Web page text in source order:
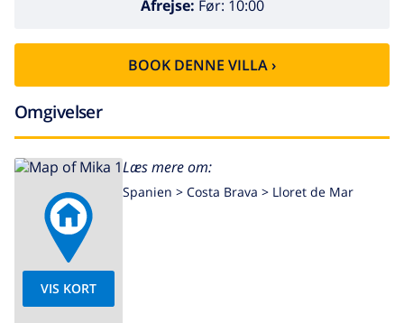
Afrejse: Før: 10:00
BOOK DENNE VILLA ›
Omgivelser
VIS KORT
Læs mere om:
Spanien > Costa Brava > Lloret de Mar